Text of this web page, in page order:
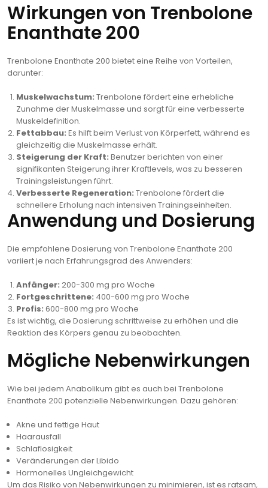
Wirkungen von Trenbolone
Enanthate 200
Trenbolone Enanthate 200 bietet eine Reihe von Vorteilen,
darunter:
Muskelwachstum: Trenbolone fördert eine erhebliche
Zunahme der Muskelmasse und sorgt für eine verbesserte
Muskeldefinition.
Fettabbau: Es hilft beim Verlust von Körperfett, während es
gleichzeitig die Muskelmasse erhält.
Steigerung der Kraft: Benutzer berichten von einer
signifikanten Steigerung ihrer Kraftlevels, was zu besseren
Trainingsleistungen führt.
Verbesserte Regeneration: Trenbolone fördert die
schnellere Erholung nach intensiven Trainingseinheiten.
Anwendung und Dosierung
Die empfohlene Dosierung von Trenbolone Enanthate 200
variiert je nach Erfahrungsgrad des Anwenders:
Anfänger: 200-300 mg pro Woche
Fortgeschrittene: 400-600 mg pro Woche
Profis: 600-800 mg pro Woche
Es ist wichtig, die Dosierung schrittweise zu erhöhen und die
Reaktion des Körpers genau zu beobachten.
Mögliche Nebenwirkungen
Wie bei jedem Anabolikum gibt es auch bei Trenbolone
Enanthate 200 potenzielle Nebenwirkungen. Dazu gehören:
Akne und fettige Haut
Haarausfall
Schlaflosigkeit
Veränderungen der Libido
Hormonelles Ungleichgewicht
Um das Risiko von Nebenwirkungen zu minimieren, ist es ratsam,